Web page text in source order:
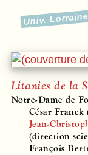
Univ.
Litanies de la
Notre-Dame de
César Franck
Jean-
(direction
François